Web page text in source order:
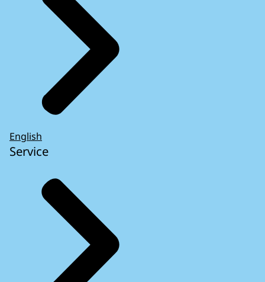
English
Service